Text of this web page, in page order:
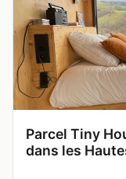
Parcel Tiny
dans les